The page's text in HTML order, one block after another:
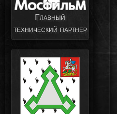
Главный
технический партнер